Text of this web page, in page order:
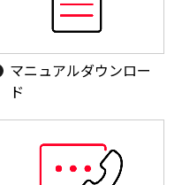
／プライバシートー
ナル ／個人認証カー
マニュアルダウンロー
ド